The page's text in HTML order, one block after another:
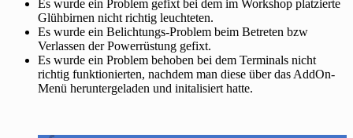
Es wurde ein Problem gefixt bei dem im Workshop platzierte
Glühbirnen nicht richtig leuchteten.
Es wurde ein Belichtungs-Problem beim Betreten bzw
Verlassen der Powerrüstung gefixt.
Es wurde ein Problem behoben bei dem Terminals nicht
richtig funktionierten, nachdem man diese über das AddOn-
Menü heruntergeladen und initalisiert hatte.